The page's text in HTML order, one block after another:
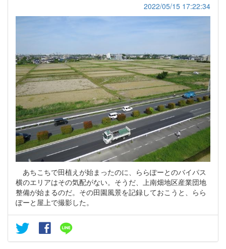
2022/05/15 17:22:34
あちこちで田植えが始まったのに、ららぽーとのバイパス
横のエリアはその気配がない。そうだ、上南畑地区産業団地
整備が始まるのだ。その田園風景を記録しておこうと、らら
ぽーと屋上で撮影した。